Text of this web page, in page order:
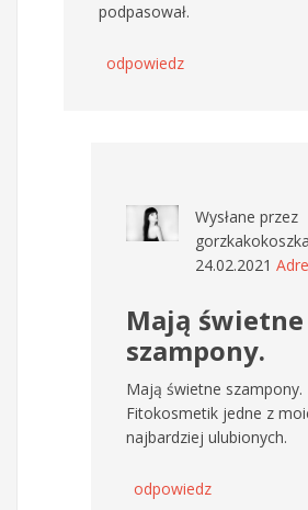
podpasował.
odpowiedz
Wysłane przez
gorzkakokoszka
24.02.2021
Mają świetne
szampony.
Mają świetne szampony.
Fitokosmetik jedne z
najbardziej ulubionych.
odpowiedz